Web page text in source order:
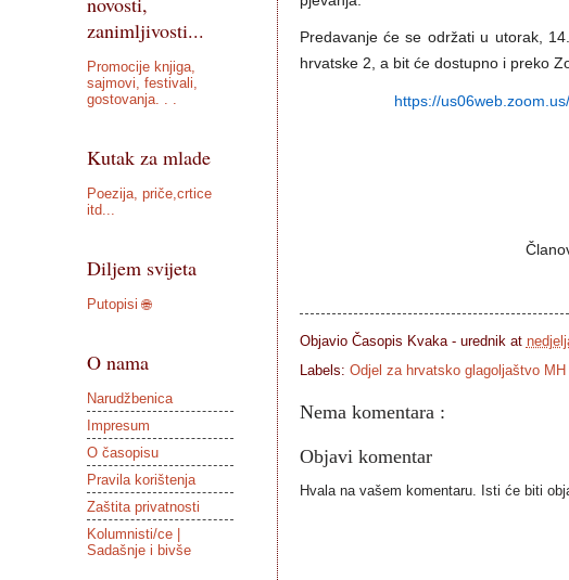
Predavanje će se održati u utorak,
hrvatske 2, a bit će dostupno i preko
https://
Objavio Časopis Kvaka - urednik at
Labels: Odjel za hrvatsko glagoljaštvo MH
Nema komentara :
Objavi komentar
Hvala na vašem komentaru. Isti će biti
zanimljivosti...
Promocije knjiga,
sajmovi, festivali,
gostovanja. . .
Kutak za mlade
Poezija, priče,crtice
itd...
Diljem svijeta
Putopisi 🌐
O nama
Narudžbenica
Impresum
O časopisu
Pravila korištenja
Zaštita privatnosti
Kolumnisti/ce |
Sadašnje i bivše